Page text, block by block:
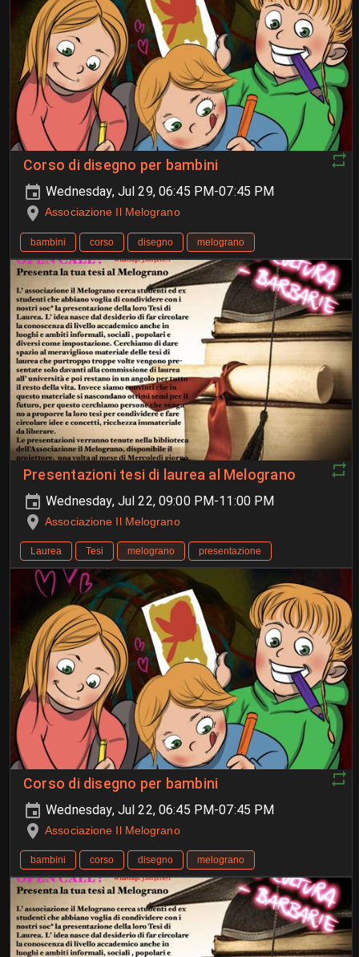
Corso di disegno per bambini
Wednesday, Jul 29, 06:45 PM-07:45 PM
Associazione Il Melograno
bambini corso disegno melograno
Presentazioni tesi di laurea al Melograno
Wednesday, Jul 22, 09:00 PM-11:00 PM
Associazione Il Melograno
Laurea Tesi melograno presentazione
Corso di disegno per bambini
Wednesday, Jul 22, 06:45 PM-07:45 PM
Associazione Il Melograno
bambini corso disegno melograno